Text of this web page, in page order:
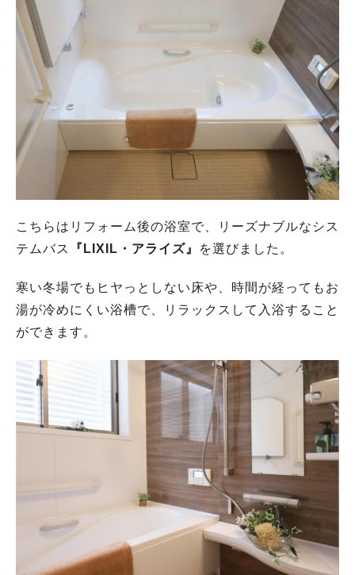
こちらはリフォーム後の浴室で、リーズナブルなシス
テムバス
『LIXIL・アライズ』 を選びました。
寒い冬場でもヒヤっとしない床や、時間が経ってもお
湯が冷めにくい浴槽で、リラックスして入浴すること
ができます。